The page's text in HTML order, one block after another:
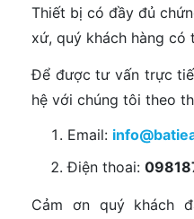
Thiết bị có đầy đủ
xứ, quý khách hàng có
Để được tư vấn trực
hệ với chúng tôi theo
Email:
Điện thoai:
Cảm ơn quý khách